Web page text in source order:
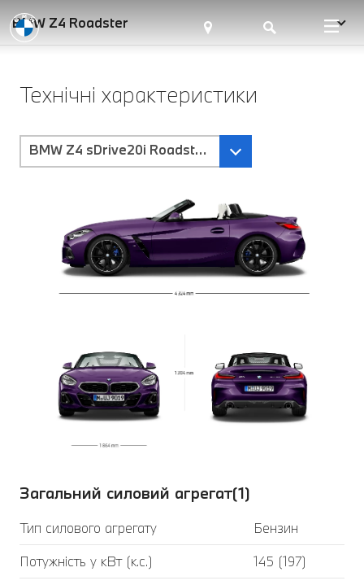
BMW Z4 Roadster
Технічні характеристики
BMW Z4 sDrive20i Roadster -Трансмісія Steptonic
Загальний силовий агрегат(1)
Тип силового агрегату
Бензин
Потужність у кВт (к.с.)
145 (197)